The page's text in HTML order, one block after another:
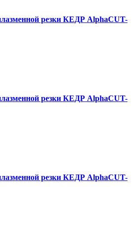
резки КЕДР AlphaCUT-
резки КЕДР AlphaCUT-
резки КЕДР AlphaCUT-